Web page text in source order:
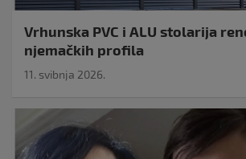
Vrhunska PVC i ALU stolarija
njemačkih profila
11. svibnja 2026.